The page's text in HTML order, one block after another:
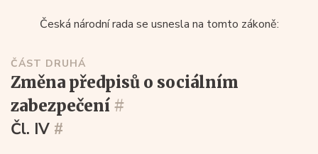
Česká národní rada se usnesla na tomto zákoně:
ČÁST DRUHÁ
změna předpisů o sociálním
zabezpečení #
Čl. IV #